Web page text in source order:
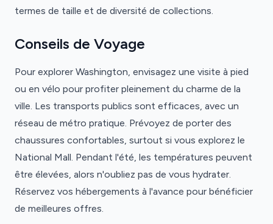
termes de taille et de diversité de collections.
Conseils de Voyage
Pour explorer Washington, envisagez une visite à pied
ou en vélo pour profiter pleinement du charme de la
ville. Les transports publics sont efficaces, avec un
réseau de métro pratique. Prévoyez de porter des
chaussures confortables, surtout si vous explorez le
National Mall. Pendant l'été, les températures peuvent
être élevées, alors n'oubliez pas de vous hydrater.
Réservez vos hébergements à l'avance pour bénéficier
de meilleures offres.